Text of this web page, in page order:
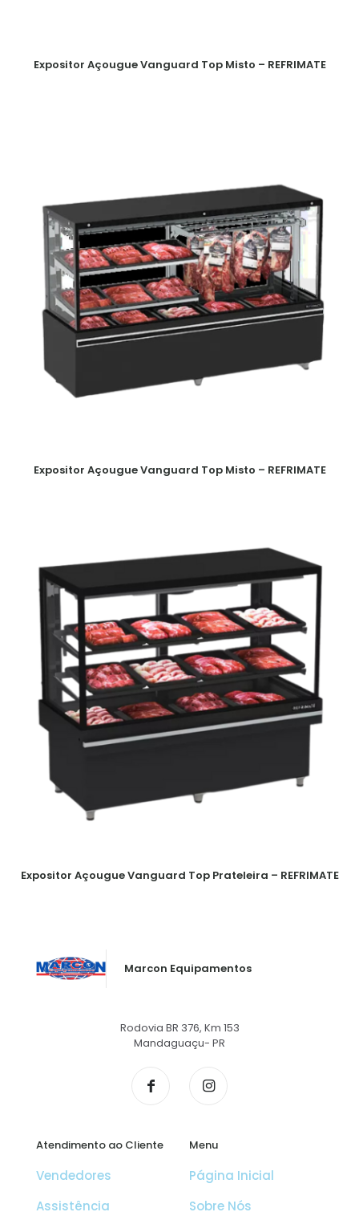
Expositor Açougue Vanguard Top Misto – REFRIMATE
Expositor Açougue Vanguard Top Misto – REFRIMATE
Expositor Açougue Vanguard Top Prateleira – REFRIMATE
Marcon Equipamentos
Rodovia BR 376, Km 153
Mandaguaçu- PR
Atendimento ao Cliente
Vendedores
Assistência
Menu
Página Inicial
Sobre Nós